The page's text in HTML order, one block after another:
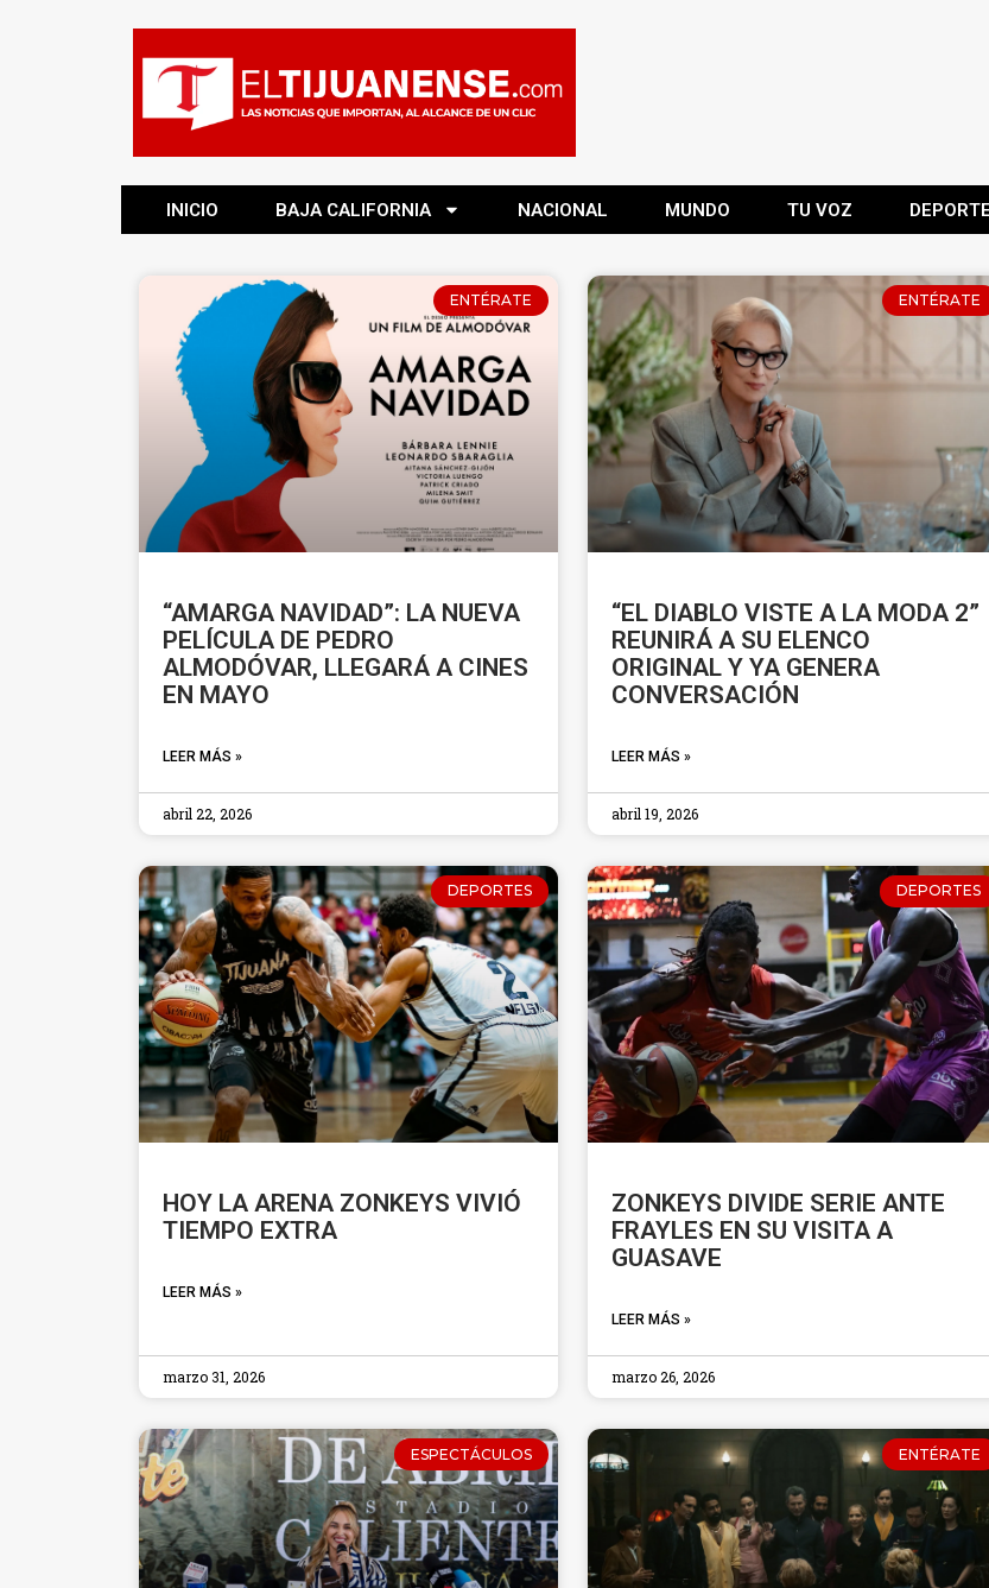
INICIO BAJA CALIFORNIA NACIONAL MUNDO TU VOZ
ENTÉRATE
“AMARGA NAVIDAD”: LA NUEVA
PELÍCULA DE PEDRO
ALMODÓVAR, LLEGARÁ A CINES
EN MAYO
LEER MÁS »
abril 22, 2026
ENTÉRATE
“EL DIABLO VISTE A LA MODA 2”
REUNIRÁ A SU ELENCO
ORIGINAL Y YA GENERA
CONVERSACIÓN
LEER MÁS »
abril 19, 2026
DEPORTES
HOY LA ARENA ZONKEYS VIVIÓ
TIEMPO EXTRA
LEER MÁS »
marzo 31, 2026
DEPORTES
ZONKEYS DIVIDE SERIE ANTE
FRAYLES EN SU VISITA A
GUASAVE
LEER MÁS »
marzo 26, 2026
ESPECTÁCULOS ENTÉRATE